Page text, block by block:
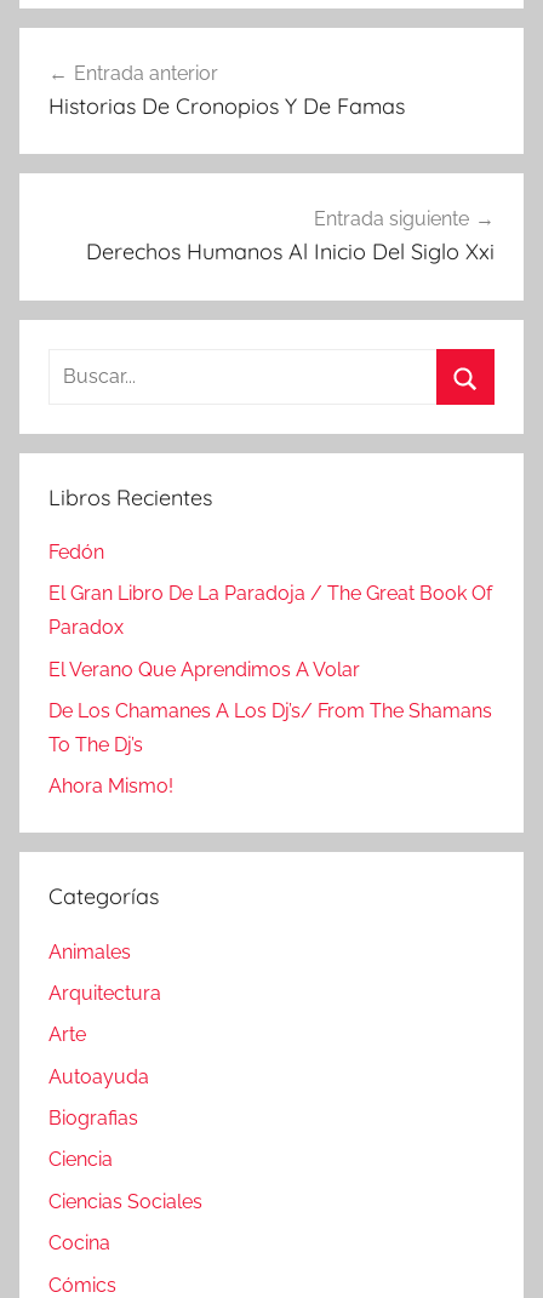
de
Entrada anterior
Historias De Cronopios Y De Famas
Entrada siguiente
Derechos Humanos Al Inicio Del Siglo Xxi
Buscar:
Libros Recientes
Fedón
El Gran Libro De La Paradoja / The Great Book Of
Paradox
El Verano Que Aprendimos A Volar
De Los Chamanes A Los Dj’s/ From The Shamans
To The Dj’s
Ahora Mismo!
Categorías
Animales
Arquitectura
Arte
Autoayuda
Biografias
Ciencia
Ciencias Sociales
Cocina
Cómics